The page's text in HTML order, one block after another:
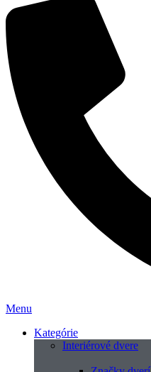
Menu
Kategórie
Interiérové dvere